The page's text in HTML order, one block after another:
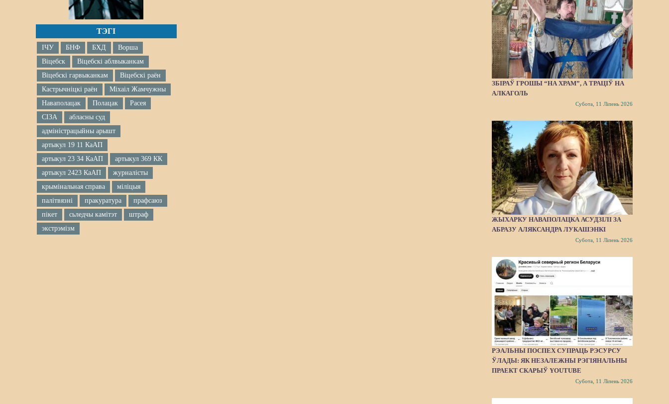
ТЭГІ
ІЧУ БНФ БХД
Ворша
Віцебск
Віцебскі аблвыканкам
Віцебскі гарвыканкам
Віцебскі раён
Кастрычніцкі раён
Міхаіл Жамчужны
Наваполацак
Полацак
Расея
СІЗА
абласны суд
адміністрацыйны арышт
артыкул 19 11 КаАП
артыкул 23 34 КаАП
артыкул 369 КК
артыкул 2423 КаАП
журналісты
крымінальная справа
міліцыя
палітвязні
пракуратура
прафсаюз
пікет
сьледчы камітэт
штраф
экстрэмізм
ЗБІРАЎ ГРОШЫ “НА ХРАМ”, А ТРАЦІЎ НА
АЛКАГОЛЬ
Субота, 11 Ліпень 2026
ЖЫХАРКУ НАВАПОЛАЦКА АСУДЗІЛІ ЗА
АБРАЗУ АЛЯКСАНДРА ЛУКАШЭНКІ
Субота, 11 Ліпень 2026
РЭАЛЬНЫ ПОСПЕХ СУПРАЦЬ РЭСУРСУ
ЎЛАДЫ: ЯК НЕЗАЛЕЖНЫ РЭГІЯНАЛЬНЫ
ПРАЕКТ СКАРЫЎ YOUTUBE
Субота, 11 Ліпень 2026